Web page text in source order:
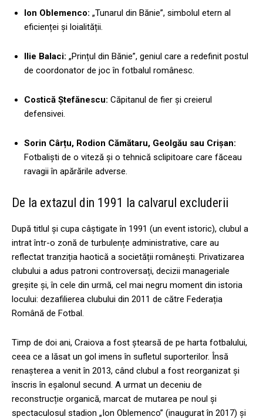
Ion Oblemenco: „Tunarul din Bănie”, simbolul etern al
eficienței și loialității.
Ilie Balaci: „Prințul din Bănie”, geniul care a redefinit postul
de coordonator de joc în fotbalul românesc.
Costică Ștefănescu: Căpitanul de fier și creierul
defensivei.
Sorin Cârțu, Rodion Cămătaru, Geolgău sau Crișan:
Fotbaliști de o viteză și o tehnică sclipitoare care făceau
ravagii în apărările adverse.
De la extazul din 1991 la calvarul excluderii
După titlul și cupa câștigate în 1991 (un event istoric), clubul a
intrat într-o zonă de turbulențe administrative, care au
reflectat tranziția haotică a societății românești. Privatizarea
clubului a adus patroni controversați, decizii manageriale
greșite și, în cele din urmă, cel mai negru moment din istoria
locului: dezafilierea clubului din 2011 de către Federația
Română de Fotbal.
Timp de doi ani, Craiova a fost ștearsă de pe harta fotbalului,
ceea ce a lăsat un gol imens în sufletul suporterilor. Însă
renașterea a venit în 2013, când clubul a fost reorganizat și
înscris în eșalonul secund. A urmat un deceniu de
reconstrucție organică, marcat de mutarea pe noul și
spectaculosul stadion „Ion Oblemenco” (inaugurat în 2017) și